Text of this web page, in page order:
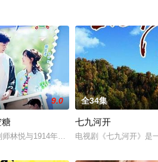
9.0
糖
林悦与1914年大生纱厂学徒苏然的跨时空
全34集
七九河开
电视剧《七九河开》是